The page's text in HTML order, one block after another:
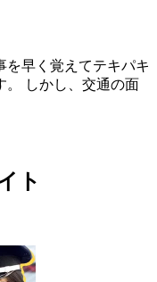
を早く覚えてテキパキ
。 しかし、交通の面
ト